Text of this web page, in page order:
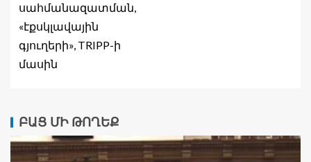
սահմանազատման,
«էքսկլավային
գյուղերի», TRIPP-ի
մասին
ԲԱՑ ՄԻ ԹՈՂԵՔ